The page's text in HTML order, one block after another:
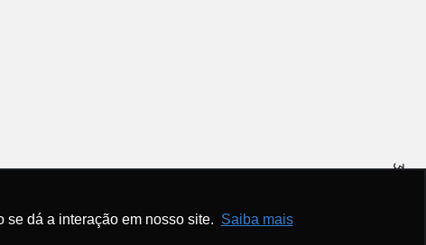
dá a interação em nosso site. Saiba mais